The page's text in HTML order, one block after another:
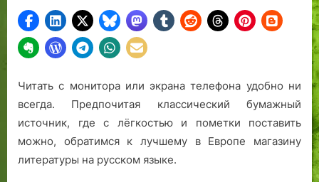
Читать с монитора или экрана телефона удобно ни
всегда. Предпочитая классический бумажный
источник, где с лёгкостью и пометки поставить
можно, обратимся к лучшему в Европе магазину
литературы на русском языке.